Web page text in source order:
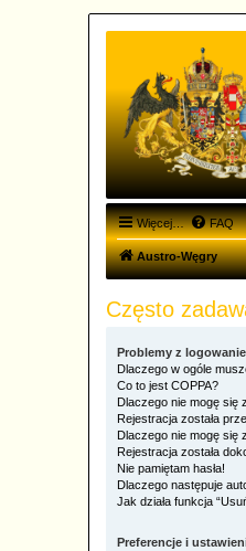
Więcej… FAQ
Austro-Węgry
Często
Problemy z
Dlaczego w ogóle
Co to jest COPPA?
Dlaczego nie mogę się
Rejestracja została
Dlaczego nie mogę się
Rejestracja została
Nie pamiętam hasła!
Dlaczego następuje
Jak działa funkcja
Preferencje i